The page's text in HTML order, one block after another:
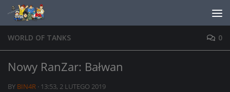
Skip to content
WORLD OF TANKS 0
Nowy RanZar: Bałwan
BY BIN4R · 13:53, 2 LUTEGO 2019